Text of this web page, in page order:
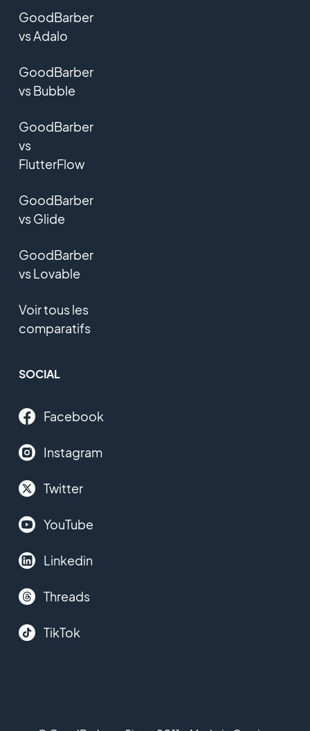
GoodBarber
vs Adalo
GoodBarber
vs Bubble
GoodBarber
vs
FlutterFlow
GoodBarber
vs Glide
GoodBarber
vs Lovable
Voir tous les
comparatifs
SOCIAL
Facebook
Instagram
Twitter
YouTube
Linkedin
Threads
TikTok